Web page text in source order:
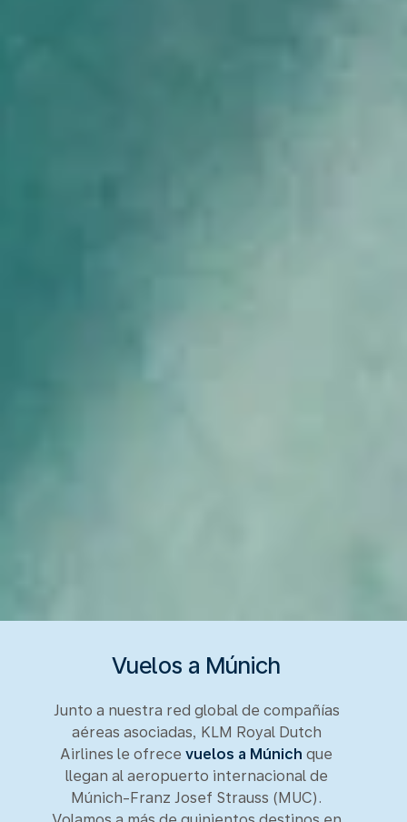
Vuelos a Múnich
Junto a nuestra red global de compañías
aéreas asociadas, KLM Royal Dutch
Airlines le ofrece vuelos a Múnich que
llegan al aeropuerto internacional de
Múnich-Franz Josef Strauss (MUC).